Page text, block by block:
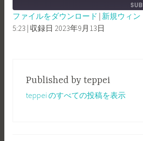
10
SECONDS
FORWARD
30
SHARE
ファイルをダウンロード | 新規ウィン
5:23 | 収録日 2023年9月13日
Published by teppei
teppei のすべての投稿を表示